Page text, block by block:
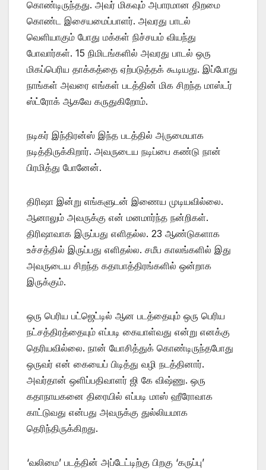
கொண்டிருந்தது. அவர் மிகவும் அபாரமான திறமை
கொண்ட இசையமைப்பாளர். அவரது பாடல்
வெளியாகும் போது மக்கள் நிச்சயம் வியந்து
போவார்கள். 15 நிமிடங்களில் அவரது பாடல் ஒரு
மிகப்பெரிய தாக்கத்தை ஏற்படுத்தக் கூடியது. இப்போது
நாங்கள் அவரை எங்கள் படத்தின் மிக சிறந்த மாஸ்டர்
ஸ்ட்ரோக் ஆகவே கருதுகிறோம்.
நடிகர் இந்திரன்ஸ் இந்த படத்தில் அருமையாக
நடித்திருக்கிறார். அவருடைய நடிப்பை கண்டு நான்
பிரமித்து போனேன்.
திரிஷா இன்று எங்களுடன் இணைய முடியவில்லை.
ஆனாலும் அவருக்கு என் மனமார்ந்த நன்றிகள்.
திரிஷாவாக இருப்பது எளிதல்ல. 23 ஆண்டுகளாக
உச்சத்தில் இருப்பது எளிதல்ல. சமீப காலங்களில் இது
அவருடைய சிறந்த கதாபாத்திரங்களில் ஒன்றாக
இருக்கும்.
ஒரு பெரிய பட்ஜெட்டில் ஆன படத்தையும் ஒரு பெரிய
நட்சத்திரத்தையும் எப்படி கையாள்வது என்று எனக்கு
தெரியவில்லை. நான் யோசித்துக் கொண்டிருந்தபோது
ஒருவர் என் கையைப் பிடித்து வழி நடத்தினார்.
அவர்தான் ஒளிப்பதிவாளர் ஜி கே விஷ்ணு. ஒரு
கதாநாயகனை திரையில் எப்படி மாஸ் ஹீரோவாக
காட்டுவது என்பது அவருக்கு துல்லியமாக
தெரிந்திருக்கிறது.
‘வலிமை’ படத்தின் அப்டேட்டிற்கு பிறகு ‘கருப்பு’